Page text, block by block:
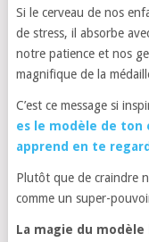
Si le cerveau de nos
de stress, il absorbe
notre patience et nos
magnifique de la
C’est ce message si
es le modèle de ton
apprend en te
Plutôt que de craindre
comme un super-
La magie du